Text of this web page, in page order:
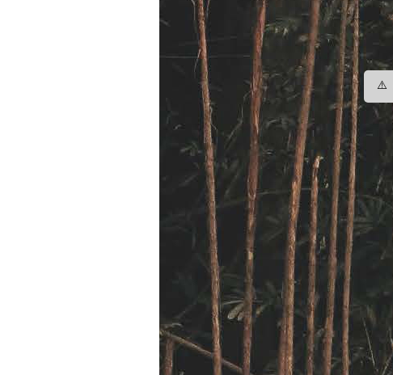
⚠️